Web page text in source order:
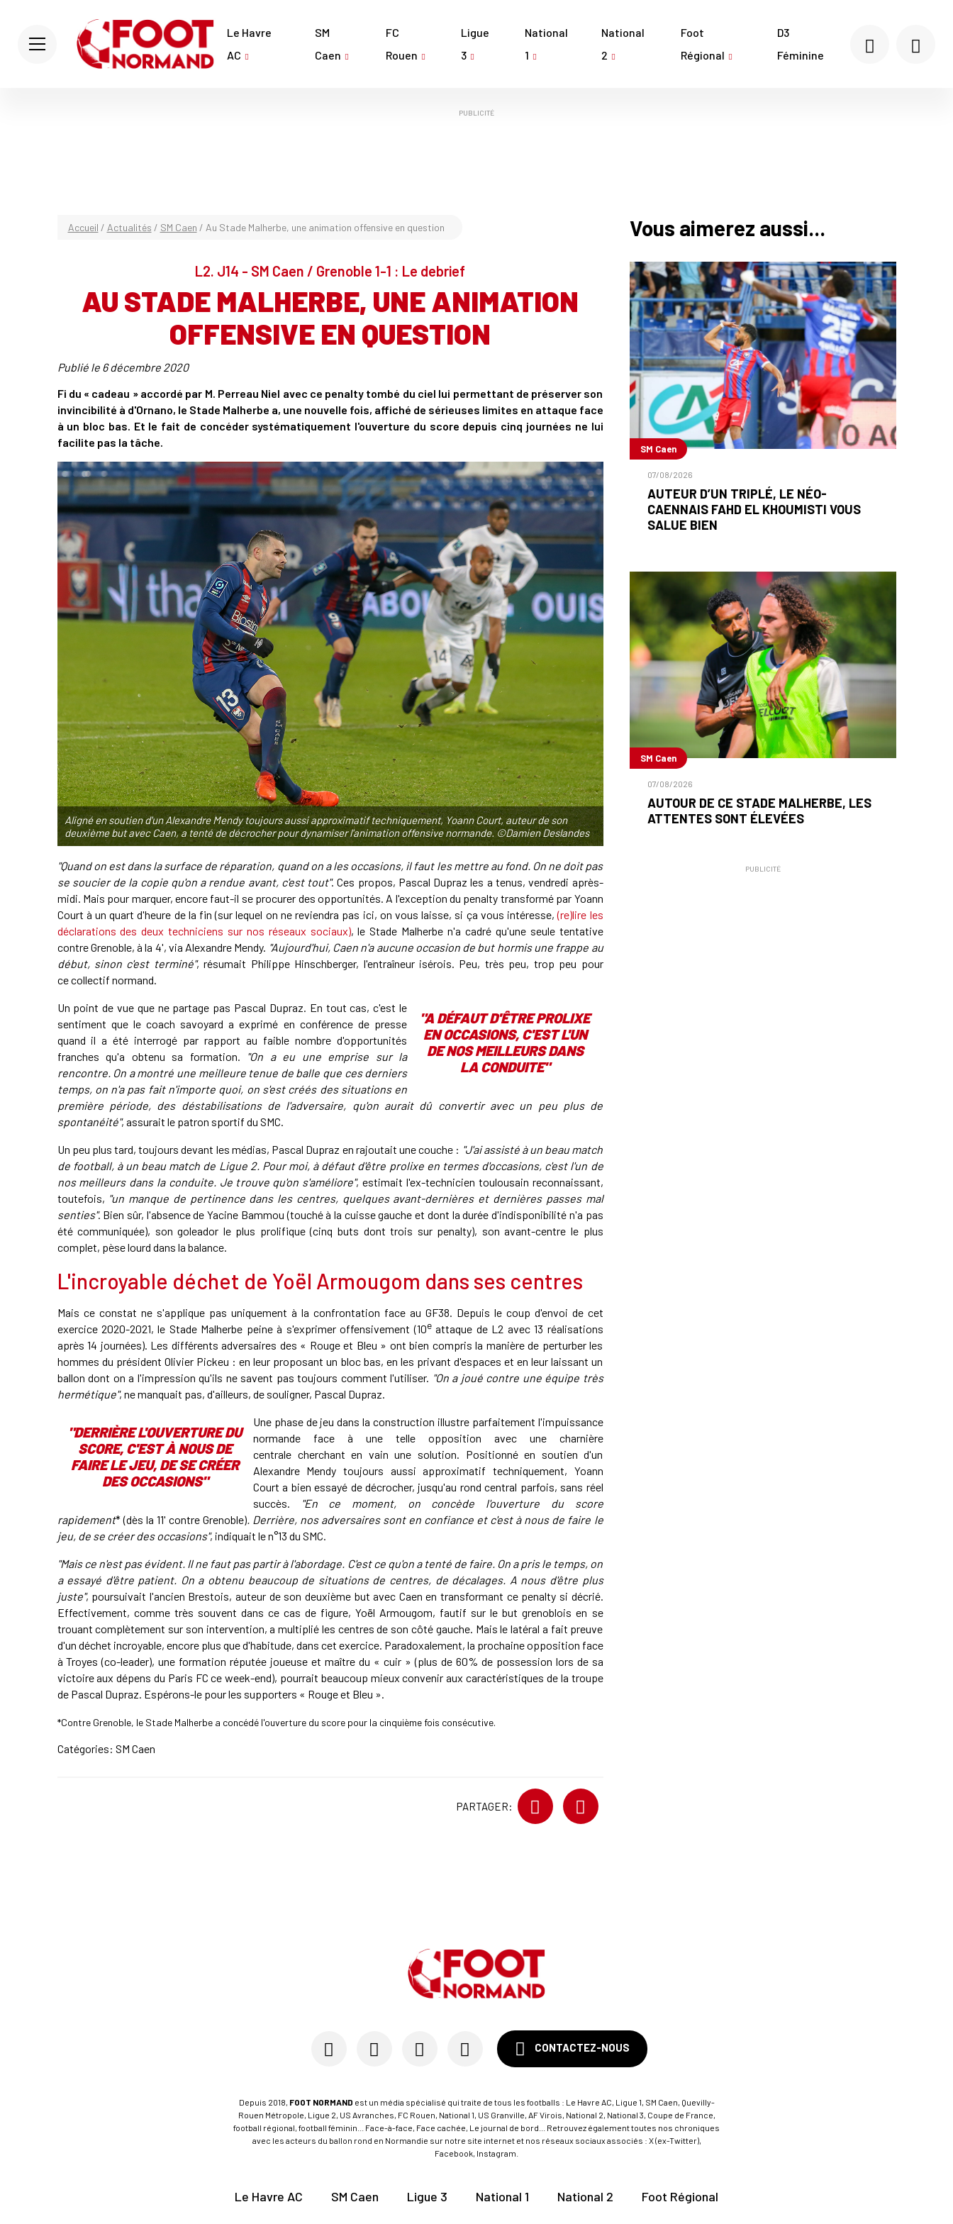
Le Havre
AC
SM
Caen
FC
Rouen
Ligue
3
National
1
National
2
Foot
Régional
D3
Féminine
PUBLICITÉ
Accueil / Actualités / SM Caen / Au Stade Malherbe, une animation offensive en question
L2. J14 - SM Caen / Grenoble 1-1 : Le debrief
AU STADE MALHERBE, UNE ANIMATION
OFFENSIVE EN QUESTION
Publié le 6 décembre 2020
Fi du « cadeau » accordé par M. Perreau Niel avec ce penalty tombé du ciel lui permettant de préserver son
invincibilité à d'Ornano, le Stade Malherbe a, une nouvelle fois, affiché de sérieuses limites en attaque face
à un bloc bas. Et le fait de concéder systématiquement l'ouverture du score depuis cinq journées ne lui
facilite pas la tâche.
Aligné en soutien d'un Alexandre Mendy toujours aussi approximatif techniquement, Yoann Court, auteur de son
deuxième but avec Caen, a tenté de décrocher pour dynamiser l'animation offensive normande. ©Damien Deslandes
"Quand on est dans la surface de réparation, quand on a les occasions, il faut les mettre au fond. On ne doit pas
se soucier de la copie qu'on a rendue avant, c'est tout". Ces propos, Pascal Dupraz les a tenus, vendredi après-
midi. Mais pour marquer, encore faut-il se procurer des opportunités. A l'exception du penalty transformé par Yoann
Court à un quart d'heure de la fin(sur lequel on ne reviendra pas ici, on vous laisse, si ça vous intéresse,(re)lire les
déclarations des deux techniciens sur nos réseaux sociaux), le Stade Malherbe n'a cadré qu'une seule tentative
contre Grenoble, à la 4', via Alexandre Mendy. "Aujourd'hui, Caen n'a aucune occasion de but hormis une frappe au
début, sinon c'est terminé", résumait Philippe Hinschberger, l'entraîneur isérois. Peu, très peu, trop peu pour
ce collectif normand.
"A DÉFAUT D'ÊTRE PROLIXE
EN OCCASIONS, C'EST L'UN
DE NOS MEILLEURS DANS
LA CONDUITE"
Un point de vue que ne partage pas Pascal Dupraz. En tout cas, c'est le
sentiment que le coach savoyard a exprimé en conférence de presse
quand il a été interrogé par rapport au faible nombre d'opportunités
franches qu'a obtenu sa formation.
"On a eu une emprise sur la
rencontre. On a montré une meilleure tenue de balle que ces derniers
temps, on n'a pas fait n'importe quoi, on s'est créés des situations en
première période, des déstabilisations de l'adversaire, qu'on aurait dû convertir avec un peu plus de
spontanéité", assurait le patron sportif du SMC.
Un peu plus tard, toujours devant les médias, Pascal Dupraz en rajoutait une couche : "J'ai assisté à un beau match
de football, à un beau match de Ligue 2. Pour moi, à défaut d'être prolixe en termes d'occasions, c'est l'un de
nos meilleurs dans la conduite. Je trouve qu'on s'améliore", estimait l'ex-technicien toulousain reconnaissant,
toutefois, "un manque de pertinence dans les centres, quelques avant-dernières et dernières passes mal
senties". Bien sûr, l'absence de Yacine Bammou (touchéà la cuissegauche et dont la durée d'indisponibilité n'a pas
été communiquée), son goleador le plus prolifique (cinq buts dont trois sur penalty), son avant-centre le plus
complet, pèse lourd dans la balance.
L'incroyable déchet de Yoël Armougom dans ses centres
Mais ce constat ne s'applique pas uniquement à la confrontation face au GF38. Depuis le coup d'envoi de cet
exercice 2020-2021, le Stade Malherbe peine à s'exprimer offensivement (10eattaque de L2 avec 13 réalisations
après 14 journées). Les différents adversaires des « Rouge et Bleu » ont bien compris la manière de perturber les
hommes du président Olivier Pickeu : en leur proposant un bloc bas, en les privant d'espaces et en leur laissant un
ballon dont on a l'impression qu'ils ne savent pas toujours comment l'utiliser. "On a joué contre une équipe très
hermétique", ne manquait pas, d'ailleurs, de souligner, Pascal Dupraz.
"DERRIÈRE L'OUVERTURE DU
SCORE, C'EST À NOUS DE
FAIRE LE JEU, DE SE CRÉER
DES OCCASIONS"
Une phase de jeu dans la construction illustre parfaitement l'impuissance
normande face à une telle opposition avec une charnière
centrale cherchant en vain une solution. Positionné en soutien d'un
Alexandre Mendy toujours aussi approximatif techniquement, Yoann
Court a bien essayé de décrocher, jusqu'au rond central parfois, sans réel
succès.
"En ce moment, on concède l'ouverture du score
rapidement* (dès la 11' contre Grenoble). Derrière, nos adversaires sont en confiance et c'est à nous de faire le
jeu, de se créer des occasions", indiquait le n°13 du SMC.
"Mais ce n'est pas évident. Il ne faut pas partir à l'abordage. C'est ce qu'on a tenté de faire. On a pris le temps, on
a essayé d'être patient. On a obtenu beaucoup de situations de centres, de décalages. A nous d'être plus
juste", poursuivait l'ancien Brestois, auteur de son deuxième but avec Caen en transformant ce penalty si décrié.
Effectivement, comme très souvent dans ce cas de figure, Yoël Armougom, fautif sur le but grenoblois en se
trouant complètement sur son intervention, a multiplié les centres de son côté gauche. Mais le latéral a fait preuve
d'un déchet incroyable, encore plus que d'habitude, dans cet exercice. Paradoxalement, la prochaine opposition face
à Troyes (co-leader), une formation réputée joueuse et maître du « cuir » (plus de 60% de possession lors de sa
victoire aux dépens du Paris FC ce week-end), pourrait beaucoup mieux convenir aux caractéristiques de la troupe
de Pascal Dupraz. Espérons-le pour les supporters « Rouge et Bleu ».
*Contre Grenoble, le Stade Malherbe a concédé l'ouverture du score pour la cinquième fois consécutive.
Catégories: SM Caen
PARTAGER:
Vous aimerez aussi...
SM Caen
07/08/2026
AUTEUR D’UN TRIPLÉ, LE NÉO-
CAENNAIS FAHD EL KHOUMISTI VOUS
SALUE BIEN
SM Caen
07/08/2026
AUTOUR DE CE STADE MALHERBE, LES
ATTENTES SONT ÉLEVÉES
PUBLICITÉ
CONTACTEZ-NOUS
Depuis 2018, FOOT NORMAND est un média spécialisé qui traite de tous les footballs : Le Havre AC, Ligue 1, SM Caen, Quevilly-
Rouen Métropole, Ligue 2, US Avranches, FC Rouen, National 1, US Granville, AF Virois, National 2, National 3, Coupe de France,
football régional, football féminin... Face-à-face, Face cachée, Le journal de bord... Retrouvez également toutes nos chroniques
avec les acteurs du ballon rond en Normandie sur notre site internet et nos réseaux sociaux associés : X (ex-Twitter),
Facebook, Instagram.
Le Havre AC SM Caen Ligue 3 National 1 National 2 Foot Régional